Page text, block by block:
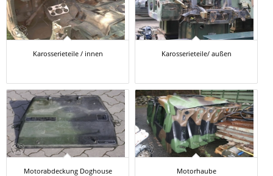
Karosserieteile / innen Karosserieteile/ außen
Motorabdeckung Doghouse Motorhaube